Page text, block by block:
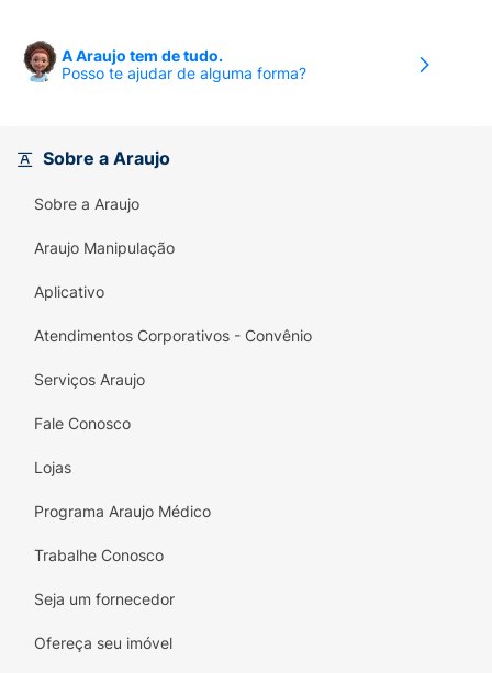
prática embalagem Tetra Pak de
com
tampa de rosca, ele garante o frescor e a
manhã, almoço de domingo ou daquele
lanche da tarde especial.
perfeita e equilibrada entre o doce do
abacaxi e o toque cítrico da tangerina.
Fonte de Vitamina C:
suporte à imunidade e saúde diária.
Tamanho Família:
quem você ama.
Qualidade Del Valle:
frutas garantido por uma das marcas mais
A Araujo tem de tudo.
Posso te ajudar de alguma forma?
Sobre a Araujo
Sobre a Araujo
Araujo Manipulação
Aplicativo
Atendimentos Corporativos - Convênio
Serviços Araujo
Fale Conosco
Lojas
Programa Araujo Médico
Trabalhe Conosco
Seja um fornecedor
Ofereça seu imóvel